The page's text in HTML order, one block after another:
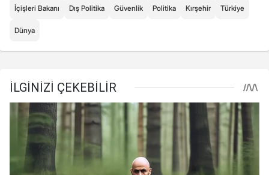
İçişleri Bakanı Dış Politika Güvenlik Politika Kırşehir Türkiye
Dünya